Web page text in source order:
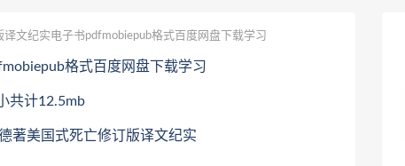
文纪实电子书pdfmobiepub格式百度网盘下载学习
格式百度网盘下载学习
共计12.5mb
著美国式死亡修订版译文纪实